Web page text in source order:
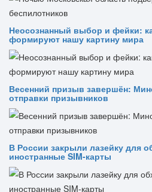
Неосознанный выбор и фейки:
формируют нашу картину мира
Весенний призыв завершён:
отправки призывников
В России закрыли лазейку для
иностранные SIM-карты